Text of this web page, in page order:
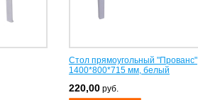
Стол прямоугольный "Прованс"
1400*800*715 мм, белый
220,00 руб.